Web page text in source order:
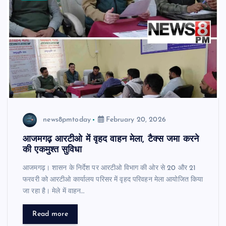
news8pmtoday February 20, 2026
आजमगढ़ आरटीओ में वृहद वाहन मेला, टैक्स जमा करने
की एकमुश्त सुविधा
आजमगढ़। शासन के निर्देश पर आरटीओ विभाग की ओर से 20 और 21
फरवरी को आरटीओ कार्यालय परिसर में वृहद परिवहन मेला आयोजित किया
जा रहा है। मेले में वाहन…
Read more